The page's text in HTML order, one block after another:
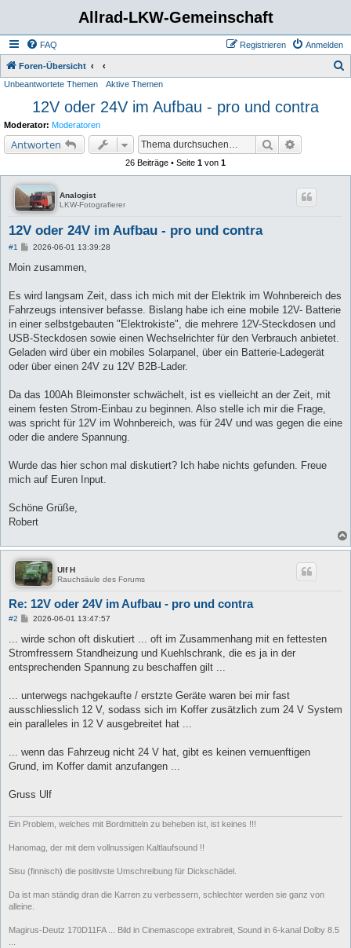
Allrad-LKW-Gemeinschaft
FAQ Anmelden
Registrieren
Foren-Übersicht
Unbeantwortete Themen Aktive Themen
12V oder 24V im Aufbau - pro und contra
Moderator: Moderatoren
Antworten Suche
26 Beiträge • Seite 1 von 1
Analogist
LKW-Fotografierer
12V oder 24V im Aufbau - pro und contra
#1
B
i
a
2026-06-01 13:39:28
Moin zusammen,
Es wird langsam Zeit, dass ich mich mit der Elektrik im Wohnbereich des
Fahrzeugs intensiver befasse. Bislang habe ich eine mobile 12V- Batterie
in einer selbstgebauten "Elektrokiste", die mehrere 12V-Steckdosen und
USB-Steckdosen sowie einen Wechselrichter für den Verbrauch anbietet.
Geladen wird über ein mobiles Solarpanel, über ein Batterie-Ladegerät
oder über einen 24V zu 12V B2B-Lader.
Da das 100Ah Bleimonster schwächelt, ist es vielleicht an der Zeit, mit
einem festen Strom-Einbau zu beginnen. Also stelle ich mir die Frage,
was spricht für 12V im Wohnbereich, was für 24V und was gegen die eine
oder die andere Spannung.
Wurde das hier schon mal diskutiert? Ich habe nichts gefunden. Freue
mich auf Euren Input.
Schöne Grüße,
Robert
Ulf H
Rauchsäule des Forums
Re: 12V oder 24V im Aufbau - pro und contra
#2
B
i
r
a
g
2026-06-01 13:47:57
... wirde schon oft diskutiert ... oft im Zusammenhang mit en fettesten
Stromfressern Standheizung und Kuehlschrank, die es ja in der
entsprechenden Spannung zu beschaffen gilt ...
... unterwegs nachgekaufte / erstzte Geräte waren bei mir fast
ausschliesslich 12 V, sodass sich im Koffer zusätzlich zum 24 V System
ein paralleles in 12 V ausgebreitet hat ...
... wenn das Fahrzeug nicht 24 V hat, gibt es keinen vernuenftigen
Grund, im Koffer damit anzufangen ...
Gruss Ulf
Ein Problem, welches mit Bordmitteln zu beheben ist, ist keines !!!
Hanomag, der mit dem vollnussigen Kaltlaufsound !!
Sisu (finnisch) die positivste Umschreibung für Dickschädel.
Da ist man ständig dran die Karren zu verbessern, schlechter werden sie ganz von
alleine.
Magirus-Deutz 170D11FA ... Bild in Cinemascope extrabreit, Sound in 6-kanal Dolby 8.5